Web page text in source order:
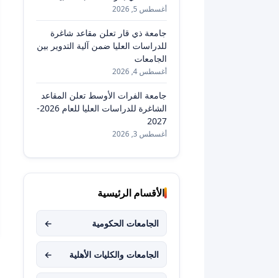
أغسطس 5, 2026
جامعة ذي قار تعلن مقاعد شاغرة
للدراسات العليا ضمن آلية التدوير بين
الجامعات
أغسطس 4, 2026
جامعة الفرات الأوسط تعلن المقاعد
الشاغرة للدراسات العليا للعام 2026-
2027
أغسطس 3, 2026
الأقسام الرئيسية
الجامعات الحكومية ←
الجامعات والكليات الأهلية ←